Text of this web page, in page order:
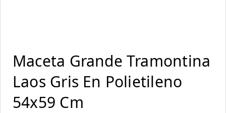
Maceta Grande Tramontina
Laos Gris En Polietileno
54x59 Cm